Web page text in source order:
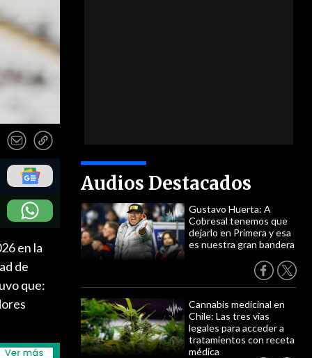
Audios Destacados
Gustavo Huerta: A
Cobresal tenemos que
dejarlo en Primera y esa
es nuestra gran bandera
Cannabis medicinal en
Chile: Las tres vías
legales para acceder a
tratamientos con receta
médica
en la
de
que: